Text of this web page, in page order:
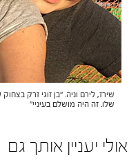
שירז, לירם וניה. "בן זוגי זרק
שלו. זה היה מושלם בעיניי"
אולי יעניין אותך גם